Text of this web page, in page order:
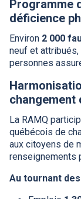
Programme
déficience
Environ 2 000
neuf et
personnes
changement
La RAMQ
québécois de
aux citoyens de
renseignements
Au tournant